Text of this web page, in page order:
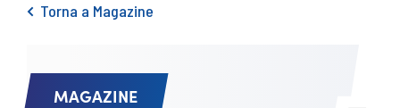
Torna a Magazine
MAGAZINE